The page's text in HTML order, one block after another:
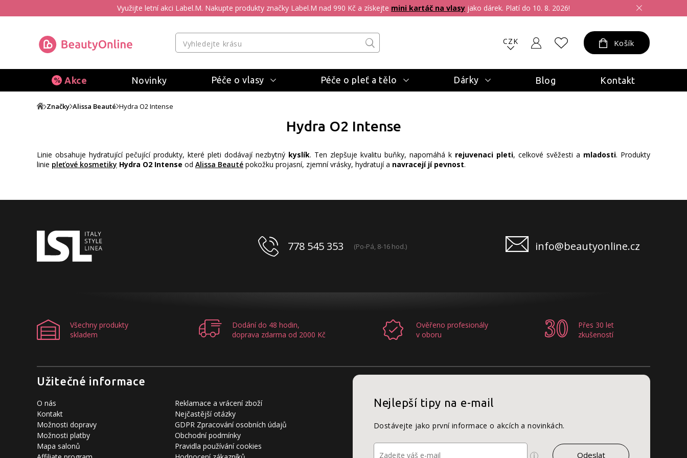
Využijte letní akci Label.M. Nakupte produkty značky Label.M nad 990 Kč a získejte mini kartáč na vlasy jako dárek. Platí do 10. 8. 2026!
CZK Košík
Akce Novinky Péče o vlasy Péče o pleť a tělo Dárky Blog Kontakt
Značky Alissa Beauté Hydra O2 Intense
Hydra O2 Intense
Linie obsahuje hydratující pečující produkty, které pleti dodávají nezbytný kyslík. Ten zlepšuje kvalitu buňky, napomáhá k rejuvenaci pleti, celkové svěžesti a mladosti. Produkty
linie pleťové kosmetiky Hydra O2 Intense od Alissa Beauté pokožku projasní, zjemní vrásky, hydratují a navracejí jí pevnost.
778 545 353 (Po-Pá, 8-16 hod.) info@beautyonline.cz
Všechny produkty
skladem
Dodání do 48 hodin,
doprava zdarma od 2000 Kč
Ověřeno profesionály
v oboru
Přes 30 let
zkušeností
Užitečné informace
O nás
Kontakt
Možnosti dopravy
Možnosti platby
Mapa salonů
Reklamace a vrácení zboží
Nejčastější otázky
GDPR Zpracování osobních údajů
Obchodní podmínky
Pravidla používání cookies
Nejlepší tipy na e-mail
Dostávejte jako první informace o akcích a novinkách.